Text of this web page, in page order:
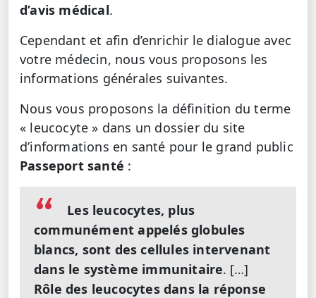
d’avis médical.
Cependant et afin d’enrichir le dialogue avec
votre médecin, nous vous proposons les
informations générales suivantes.
Nous vous proposons la définition du terme
« leucocyte » dans un dossier du site
d’informations en santé pour le grand public
Passeport santé :
Les leucocytes, plus
communément appelés globules
blancs, sont des cellules intervenant
dans le système immunitaire. […]
Rôle des leucocytes dans la réponse